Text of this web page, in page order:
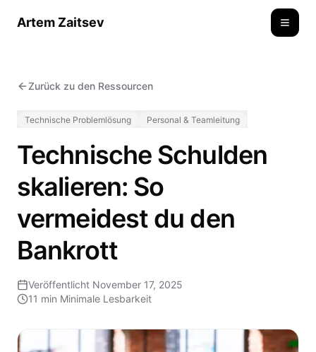
Artem Zaitsev
Zurück zu den Ressourcen
Technische Problemlösung Personal & Teamleitung
Technische Schulden
skalieren: So
vermeidest du den
Bankrott
Veröffentlicht November 17, 2025
11 min Minimale Lesbarkeit